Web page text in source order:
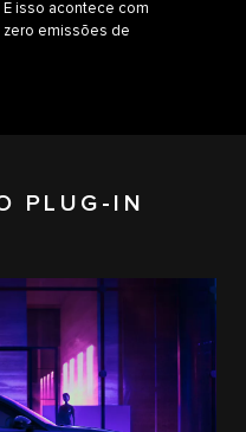
isso acontece com
zero emissões de
PLUG-IN